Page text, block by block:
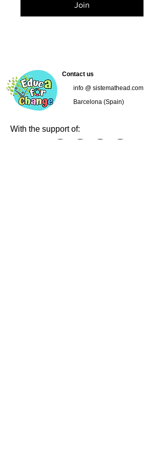
Join
Contact us
info @ sistemathead.com
Barcelona (Spain)
With the support of: